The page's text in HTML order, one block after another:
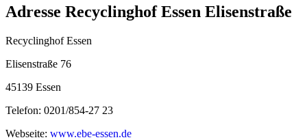
Adresse Recyclinghof Essen Elisenstraße
Recyclinghof Essen
Elisenstraße 76
45139 Essen
Telefon: 0201/854-27 23
Webseite: www.ebe-essen.de